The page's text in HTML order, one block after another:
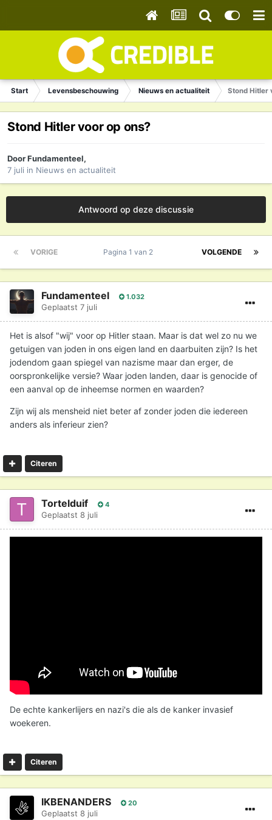
Start Levensbeschouwing Nieuws en actualiteit Stond Hitler
Stond Hitler voor op ons?
DoorFundamenteel,
7 juli in Nieuws en actualiteit
Antwoord op deze discussie
VORIGE VOLGENDE
Pagina 1 van 2
Fundamenteel 1.032
Geplaatst 7 juli
Het is alsof "wij" voor op Hitler staan. Maar is dat wel zo nu we
getuigen van joden in ons eigen land en daarbuiten zijn? Is het
jodendom gaan spiegel van nazisme maar dan erger, de
oorspronkelijke versie? Waar joden landen, daar is genocide of
een aanval op de inheemse normen en waarden?
Zijn wij als mensheid niet beter af zonder joden die iedereen
anders als inferieur zien?
Citeren
Tortelduif 4
Geplaatst 8 juli
De echte kankerlijers en nazi's die als de kanker invasief
woekeren.
Citeren
IKBENANDERS 20
Geplaatst 8 juli